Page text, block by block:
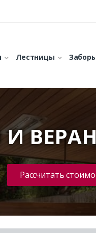
Лестницы
И
Рассчитать